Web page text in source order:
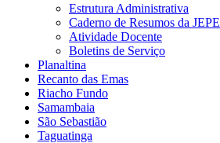
Estrutura Administrativa
Caderno de Resumos da JEPE
Atividade Docente
Boletins de Serviço
Planaltina
Recanto das Emas
Riacho Fundo
Samambaia
São Sebastião
Taguatinga